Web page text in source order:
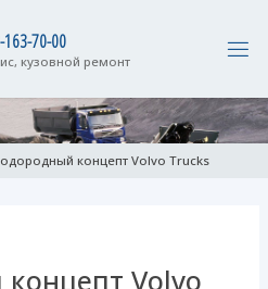
-163-70-00
кузовной ремонт
концепт Volvo Trucks
Volvo